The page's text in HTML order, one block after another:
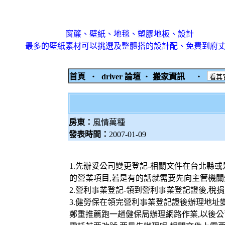
窗簾、壁紙、地毯、塑膠地板、設計
最多的壁紙素材可以挑選及整體搭的設計配、免費到府
首頁 ‧ driver 論壇 ‧ 搬家資訊 ‧
房東： 風情萬種
發表時間： 2007-01-09
1.先辦妥公司變更登記-相關文件在台北縣
的營業項目,若是有的話就需要先向主管機
2.營利事業登記-領到營利事業登記證後,稅
3.健勞保在領完營利事業登記證後辦理地
鄭重推薦跑一趟健保局辦理網路作業,以後